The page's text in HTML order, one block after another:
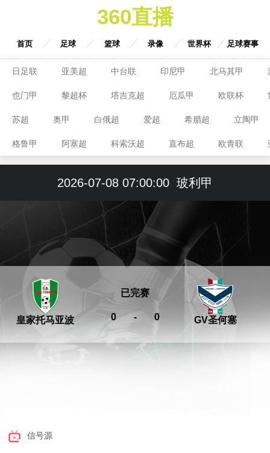
360直播
首页 足球 篮球 录像 世界杯 足球赛事
日足联 亚美超 中台联 印尼甲 北马其甲
也门甲 黎超杯 塔吉克超 厄瓜甲 欧联杯
苏超 奥甲 白俄超 爱超 希腊超 立陶甲
格鲁甲 阿塞超 科索沃超 直布超 欧青联
2026-07-08 07:00:00 玻利甲
皇家托马亚波 0 - 0
已完赛
GV圣何塞
信号源